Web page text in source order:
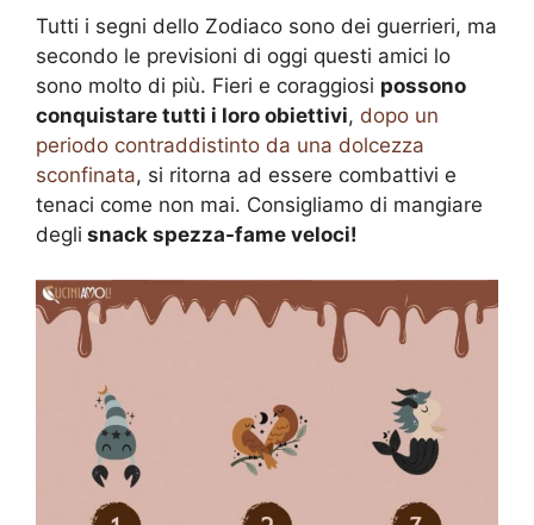
Tutti i segni dello Zodiaco sono dei guerrieri, ma
secondo le previsioni di oggi questi amici lo
sono molto di più. Fieri e coraggiosi possono
conquistare tutti i loro obiettivi, dopo un
periodo contraddistinto da una dolcezza
sconfinata, si ritorna ad essere combattivi e
tenaci come non mai. Consigliamo di mangiare
degli snack spezza-fame veloci!